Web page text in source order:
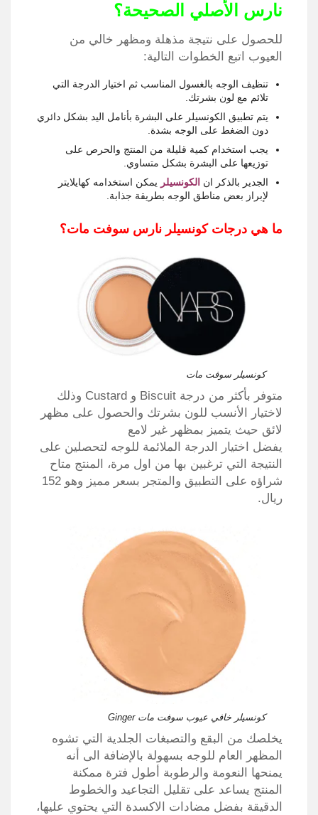
نارس الأصلي الصحيحة؟
للحصول على نتيجة مذهلة ومظهر خالي من
العيوب اتبع الخطوات التالية:
تنظيف الوجه بالغسول المناسب ثم اختيار الدرجة التي
تلائم مع لون بشرتك.
يتم تطبيق الكونسيلر على البشرة بأنامل اليد بشكل دائري
دون الضغط على الوجه بشدة.
يجب استخدام كمية قليلة من المنتج والحرص على
توزيعها على البشرة بشكل متساوي.
الجدير بالذكر ان الكونسيلر يمكن استخدامه كهايلايتر
لإبراز بعض مناطق الوجه بطريقة جذابة.
ما هي درجات كونسيلر نارس سوفت مات؟
كونسيلر سوفت مات
متوفر بأكثر من درجة Biscuit و Custard وذلك
لاختيار الأنسب للون بشرتك والحصول على مظهر
لائق حيث يتميز بمظهر غير لامع
يفضل اختيار الدرجة الملائمة للوجه لتحصلين على
النتيجة التي ترغبين بها من اول مرة، المنتج متاح
شراؤه على التطبيق والمتجر بسعر مميز وهو 152
ريال.
كونسيلر خافي عيوب سوفت مات Ginger
يخلصك من البقع والتصبغات الجلدية التي تشوه
المظهر العام للوجه بسهولة بالإضافة الى أنه
يمنحها النعومة والرطوبة أطول فترة ممكنة
المنتج يساعد على تقليل التجاعيد والخطوط
الدقيقة بفضل مضادات الاكسدة التي يحتوي عليها،